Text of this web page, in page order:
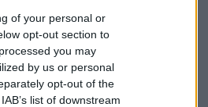
of your personal or
opt-out section to
you may
by us or personal
opt-out of the
list of downstream